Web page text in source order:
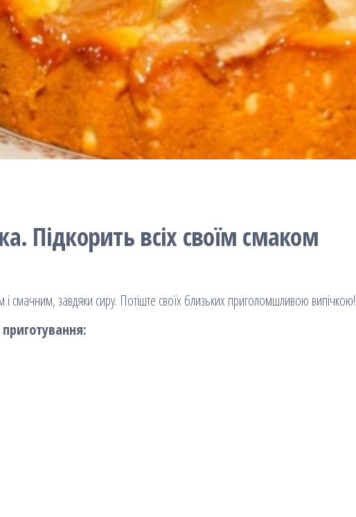
Підкорить всіх своїм смаком
смачним, завдяки сиру. Потіште своїх близьких приголомшливою випічкою!